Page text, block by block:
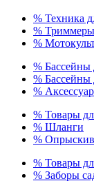
% Техника
%
%
% Бассейны
% Бассейны
%
% Товары
% Шланги
%
% Товары
% Заборы